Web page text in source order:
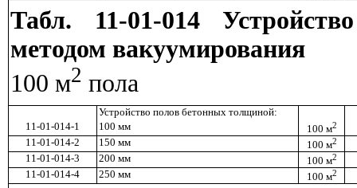
Табл. 11-01-014
методом вакуумирования
100 м2 пола
Устройство полов бетонных толщиной:
11-01-014-1
100 мм 100 м2
11-01-014-2 150 мм 100 м2
11-01-014-3 200 мм 100 м2
11-01-014-4 250 мм 100 м2